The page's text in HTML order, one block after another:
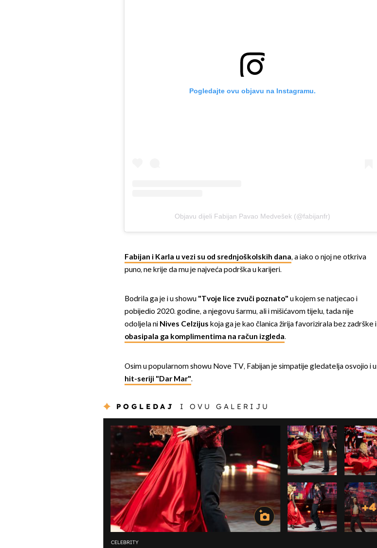
Pogledajte ovu objavu na Instagramu.
Objavu dijeli Fabijan Pavao Medvešek (@fabijanfr)
Fabijan i Karla u vezi su od srednjoškolskih dana, a iako o njoj ne otkriva
puno, ne krije da mu je najveća podrška u karijeri.
Bodrila ga je i u showu "Tvoje lice zvuči poznato" u kojem se natjecao i
pobijedio 2020. godine, a njegovu šarmu, ali i mišićavom tijelu, tada nije
odoljela ni Nives Celzijus koja ga je kao članica žirija favorizirala bez zadrške i
obasipala ga komplimentima na račun izgleda.
Osim u popularnom showu Nove TV, Fabijan je simpatije gledatelja osvojio i u
hit-seriji "Dar Mar".
POGLEDAJ I OVU GALERIJU
+4
CELEBRITY